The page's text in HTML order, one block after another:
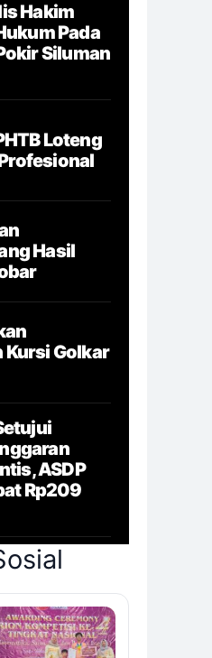
Hakim
Pada
Siluman
Loteng
Hasil
Kursi Golkar
ASDP
Rp209